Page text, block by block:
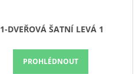
DVEŘOVÁ ŠATNÍ LEVÁ 1
PROHLÉDNOUT